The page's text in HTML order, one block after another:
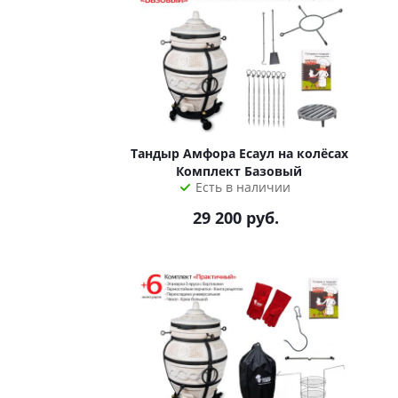
Тандыр Амфора Есаул на колёсах
Комплект Базовый
Есть в наличии
29 200 руб.